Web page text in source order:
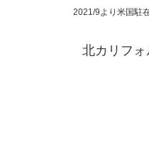
2021/9より米国駐
北カリフ